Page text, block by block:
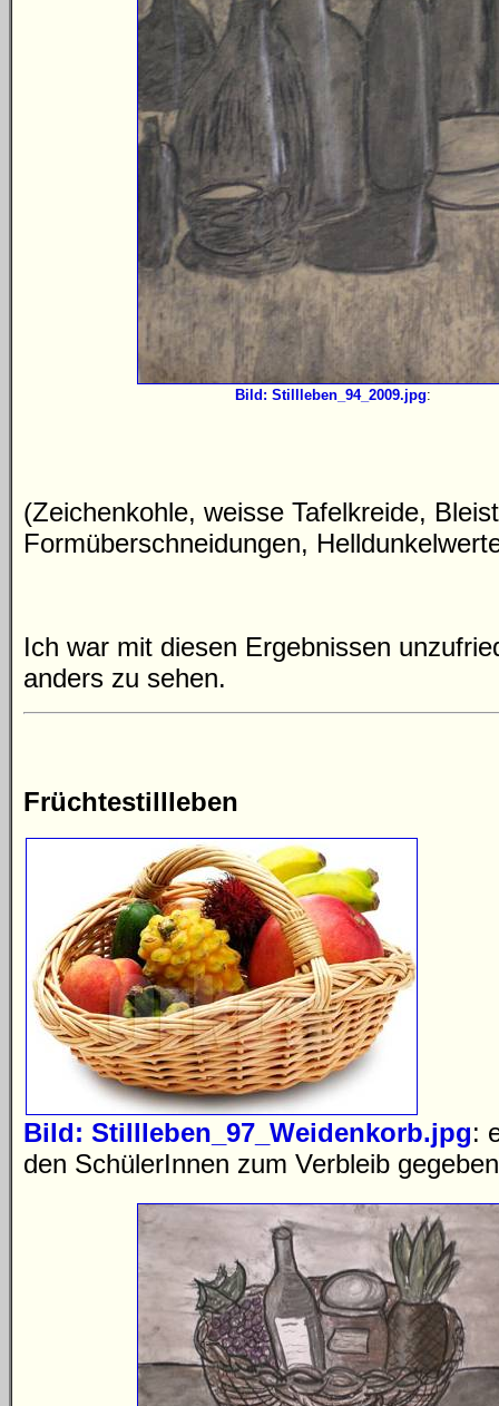
Bild: Stillleben_94_2009.jpg:
(Zeichenkohle, weisse Tafelkreide,
Formüberschneidungen,
Ich war mit diesen Ergebnissen
anders zu sehen.
Früchtestillleben
Bild: Stillleben_97_Weidenkorb.jpg:
den SchülerInnen zum Verbleib gegeben